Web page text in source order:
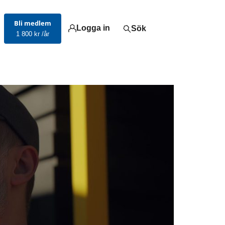
Bli medlem
1 800 kr /år
Logga in Sök